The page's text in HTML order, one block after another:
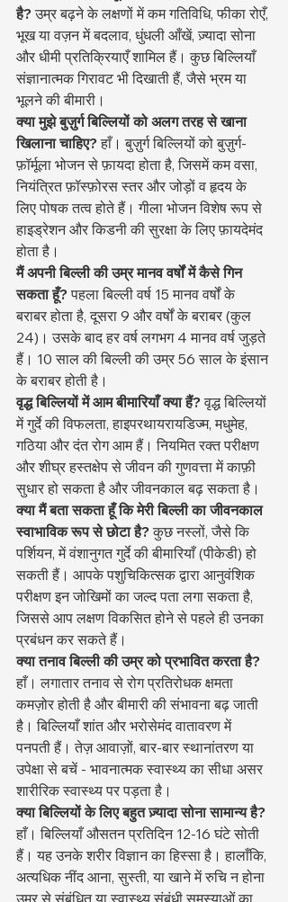
है? उम्र बढ़ने के लक्षणों में कम गतिविधि, फीका रोएँ,
भूख या वज़न में बदलाव, धुंधली आँखें, ज़्यादा सोना
और धीमी प्रतिक्रियाएँ शामिल हैं। कुछ बिल्लियाँ
संज्ञानात्मक गिरावट भी दिखाती हैं, जैसे भ्रम या
भूलने की बीमारी।
क्या मुझे बुज़ुर्ग बिल्लियों को अलग तरह से खाना
खिलाना चाहिए? हाँ। बुज़ुर्ग बिल्लियों को बुज़ुर्ग-
फ़ॉर्मूला भोजन से फ़ायदा होता है, जिसमें कम वसा,
नियंत्रित फ़ॉस्फ़ोरस स्तर और जोड़ों व हृदय के
लिए पोषक तत्व होते हैं। गीला भोजन विशेष रूप से
हाइड्रेशन और किडनी की सुरक्षा के लिए फ़ायदेमंद
होता है।
मैं अपनी बिल्ली की उम्र मानव वर्षों में कैसे गिन
सकता हूँ? पहला बिल्ली वर्ष 15 मानव वर्षों के
बराबर होता है, दूसरा 9 और वर्षों के बराबर (कुल
24)। उसके बाद हर वर्ष लगभग 4 मानव वर्ष जुड़ते
हैं। 10 साल की बिल्ली की उम्र 56 साल के इंसान
के बराबर होती है।
वृद्ध बिल्लियों में आम बीमारियाँ क्या हैं? वृद्ध बिल्लियों
में गुर्दे की विफलता, हाइपरथायरायडिज्म, मधुमेह,
गठिया और दंत रोग आम हैं। नियमित रक्त परीक्षण
और शीघ्र हस्तक्षेप से जीवन की गुणवत्ता में काफ़ी
सुधार हो सकता है और जीवनकाल बढ़ सकता है।
क्या मैं बता सकता हूँ कि मेरी बिल्ली का जीवनकाल
स्वाभाविक रूप से छोटा है? कुछ नस्लों, जैसे कि
पर्शियन, में वंशानुगत गुर्दे की बीमारियाँ (पीकेडी) हो
सकती हैं। आपके पशुचिकित्सक द्वारा आनुवंशिक
परीक्षण इन जोखिमों का जल्द पता लगा सकता है,
जिससे आप लक्षण विकसित होने से पहले ही उनका
प्रबंधन कर सकते हैं।
क्या तनाव बिल्ली की उम्र को प्रभावित करता है?
हाँ। लगातार तनाव से रोग प्रतिरोधक क्षमता
कमज़ोर होती है और बीमारी की संभावना बढ़ जाती
है। बिल्लियाँ शांत और भरोसेमंद वातावरण में
पनपती हैं। तेज़ आवाज़ों, बार-बार स्थानांतरण या
उपेक्षा से बचें - भावनात्मक स्वास्थ्य का सीधा असर
शारीरिक स्वास्थ्य पर पड़ता है।
क्या बिल्लियों के लिए बहुत ज़्यादा सोना सामान्य है?
हाँ। बिल्लियाँ औसतन प्रतिदिन 12-16 घंटे सोती
हैं। यह उनके शरीर विज्ञान का हिस्सा है। हालाँकि,
अत्यधिक नींद आना, सुस्ती, या खाने में रुचि न होना